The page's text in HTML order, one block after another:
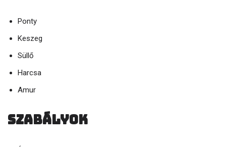
Ponty
Keszeg
Süllő
Harcsa
Amur
Szabályok